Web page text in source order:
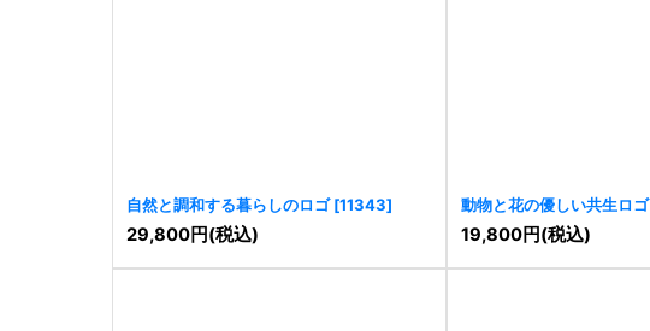
自然と調和する暮らしのロゴ [11343]
29,800円(税込)
動物と花の優しい共生ロゴ
19,800円(税込)